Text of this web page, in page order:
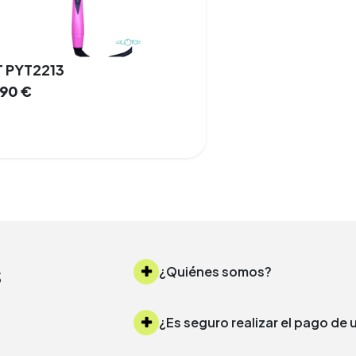
PYT2213
€
¿Quiénes somos?
¿Es seguro realizar el pago